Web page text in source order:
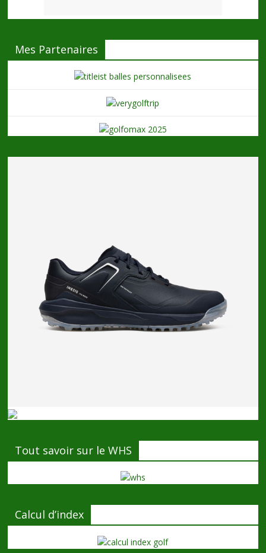
Mes Partenaires
Tout savoir sur le WHS
Calcul d’index